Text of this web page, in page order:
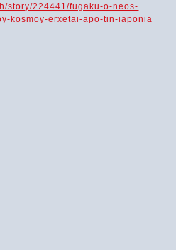
story/224441/fugaku-o-neos-
kosmoy-erxetai-apo-tin-iaponia